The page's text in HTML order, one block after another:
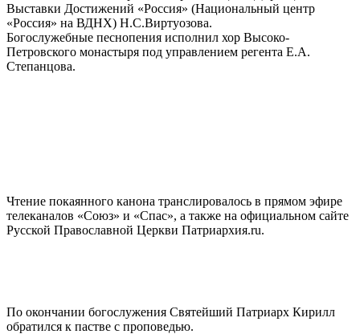
Выставки Достижений «Россия» (Национальный центр
«Россия» на ВДНХ) Н.С.Виртуозова.
Богослужебные песнопения исполнил хор Высоко-
Петровского монастыря под управлением регента Е.А.
Степанцова.
Чтение покаянного канона транслировалось в прямом эфире
телеканалов «Союз» и «Спас», а также на официальном сайте
Русской Православной Церкви Патриархия.ru.
По окончании богослужения Святейший Патриарх Кирилл
обратился к пастве с проповедью.